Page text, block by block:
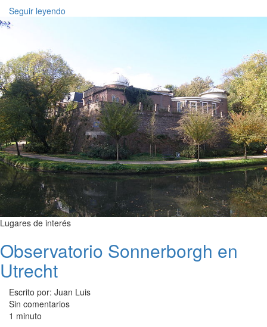
Seguir leyendo
Lugares de interés
Observatorio Sonnerborgh en
Utrecht
Escrito por: Juan Luis
Sin comentarios
1 minuto